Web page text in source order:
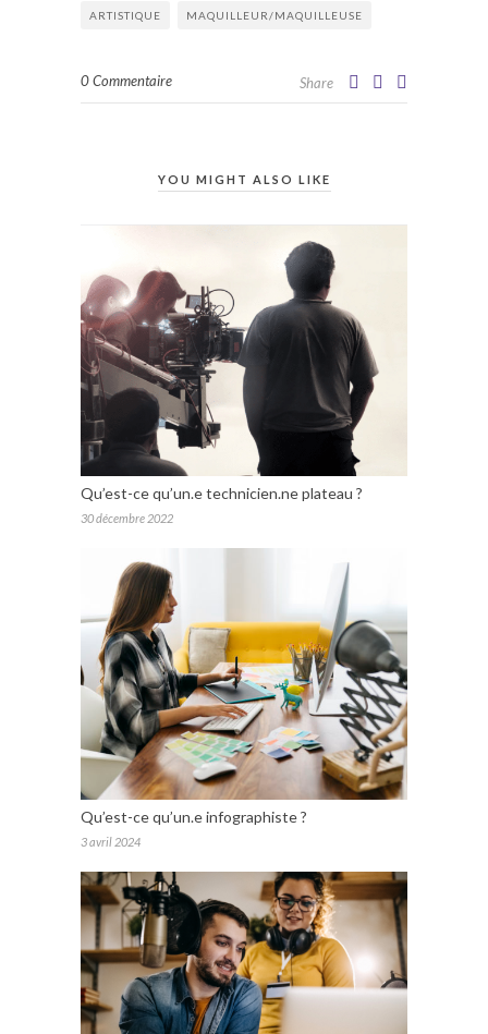
ARTISTIQUE MAQUILLEUR/MAQUILLEUSE
0 Commentaire Share
YOU MIGHT ALSO LIKE
Qu’est-ce qu’un.e technicien.ne plateau ?
30 décembre 2022
Qu’est-ce qu’un.e infographiste ?
3 avril 2024